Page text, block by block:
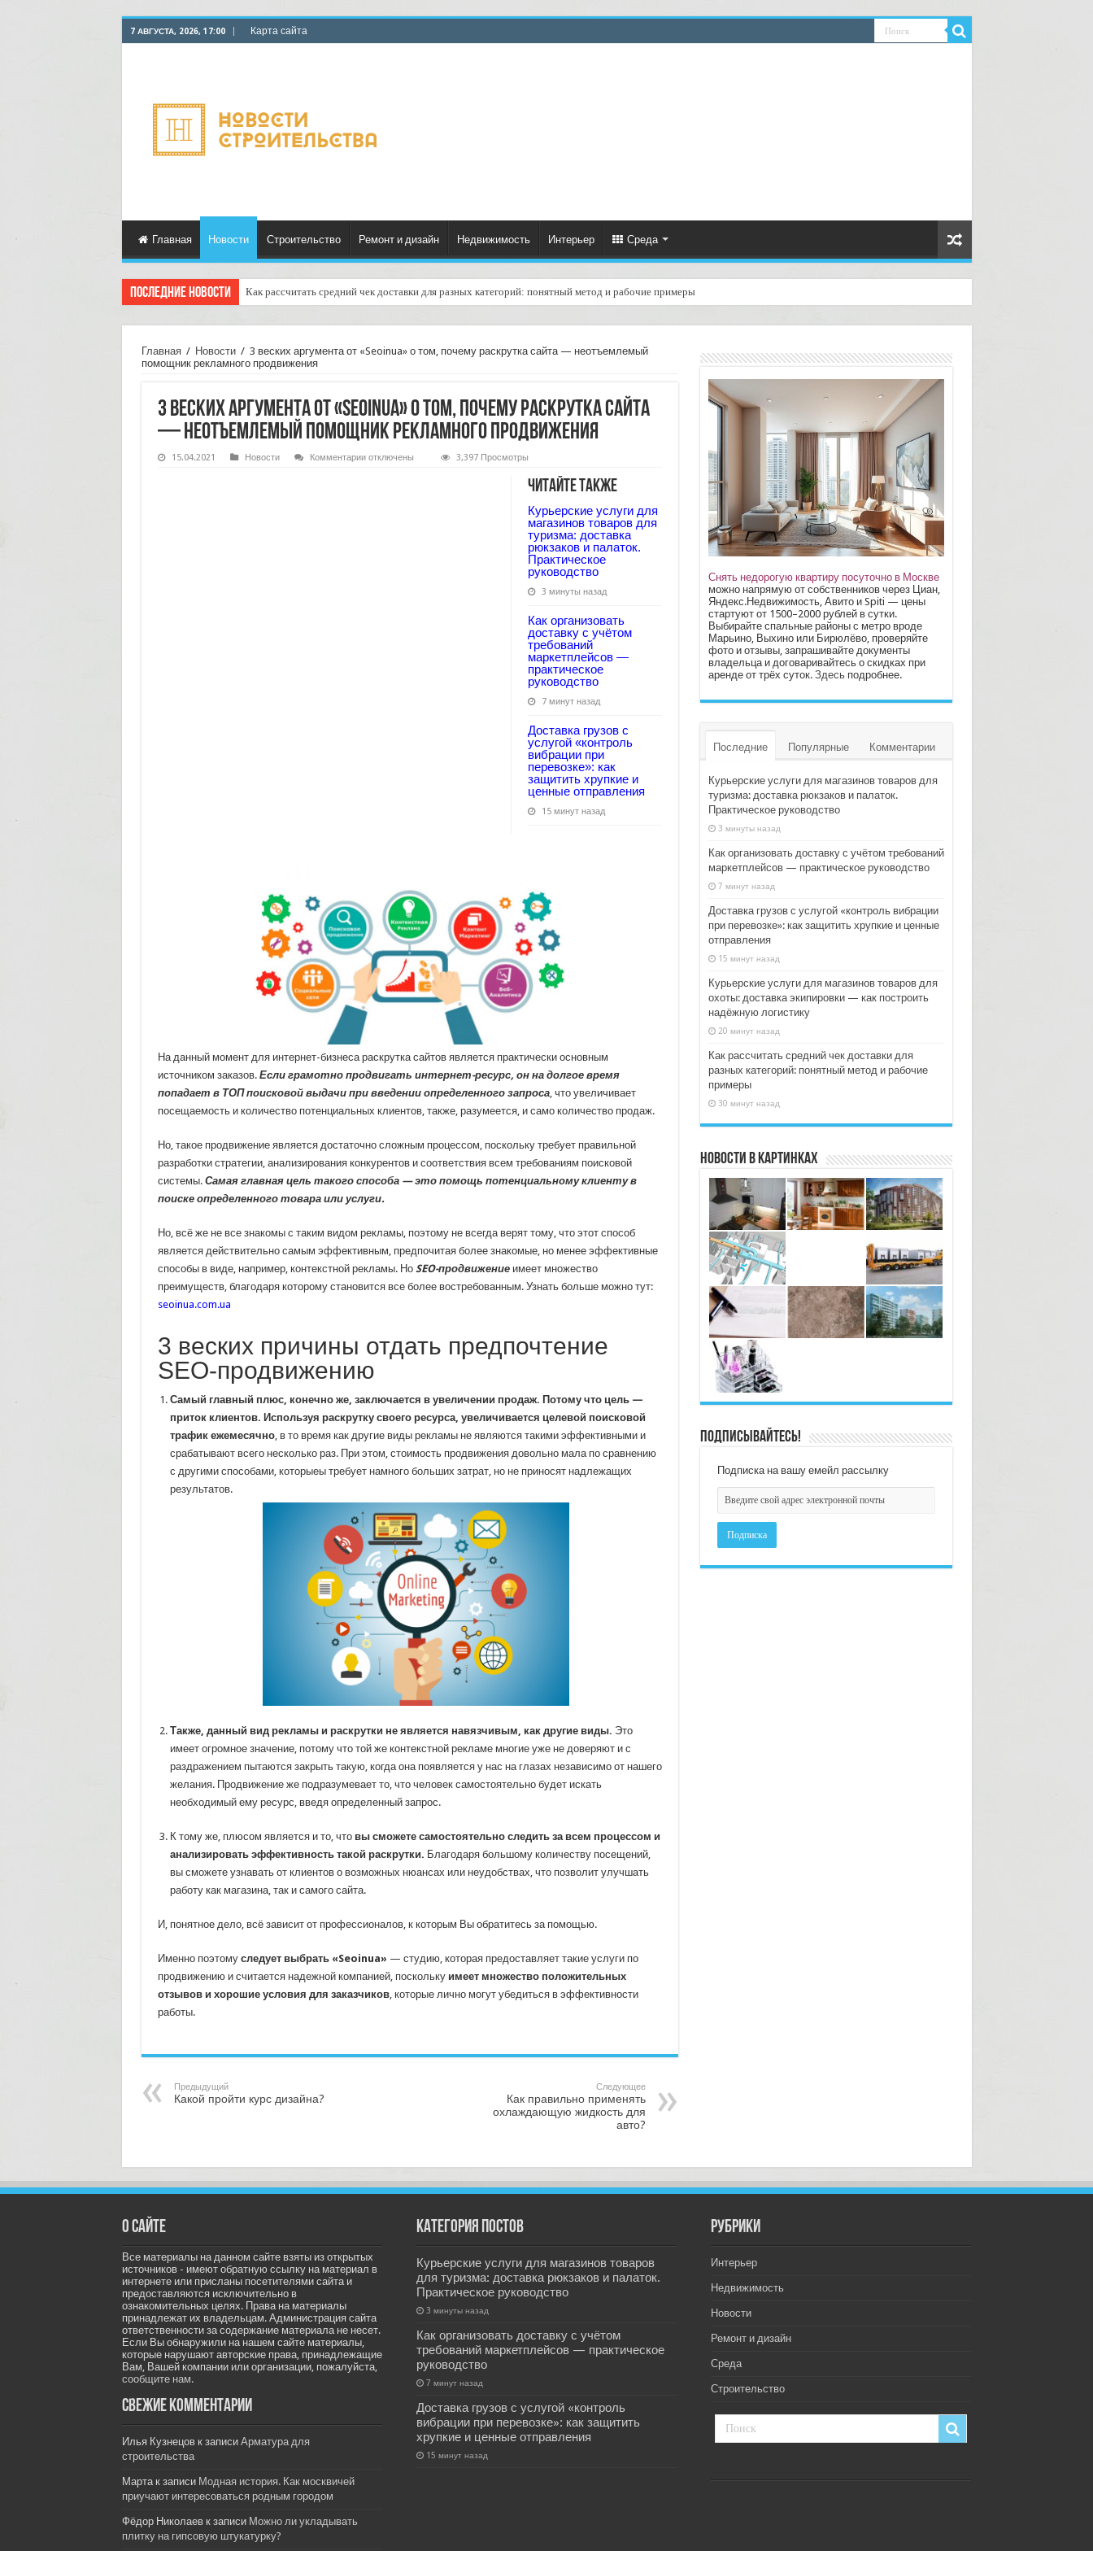
7 АВГУСТА, 2026, 17:00 Карта сайта
Главная Новости Строительство Ремонт и дизайн Недвижимость Интерьер Среда
Последние новости Как рассчитать средний чек доставки для разных категорий: понятный метод и рабочие примеры
Доставка отправлений с услугой «электронная подпись при получении»: удобно, безопасно и прозрачно
Главная / Новости / 3 веских аргумента от «Seoinua» о том, почему раскрутка сайта — неотъемлемый
помощник рекламного продвижения
3 веских аргумента от «Seoinua» о том, почему раскрутка сайта
— неотъемлемый помощник рекламного продвижения
15.04.2021 Новости Комментариикотключены 3,397 Просмотры
Читайте также
Курьерские услуги для
магазинов товаров для
туризма: доставка
рюкзаков и палаток.
Практическое
руководство
3 минуты назад
Как организовать
доставку с учётом
требований
маркетплейсов —
практическое
руководство
7 минут назад
Доставка грузов с
услугой «контроль
вибрации при
перевозке»: как
защитить хрупкие и
ценные отправления
15 минут назад
На данный момент для интернет-бизнеса раскрутка сайтов является практически основным
источником заказов. Если грамотно продвигать интернет-ресурс, он на долгое время
попадает в ТОП поисковой выдачи при введении определенного запроса, что увеличивает
посещаемость и количество потенциальных клиентов, также, разумеется, и само количество продаж.
Но, такое продвижение является достаточно сложным процессом, поскольку требует правильной
разработки стратегии, анализирования конкурентов и соответствия всем требованиям поисковой
системы. Самая главная цель такого способа — это помощь потенциальному клиенту в
поиске определенного товара или услуги.
Но, всё же не все знакомы с таким видом рекламы, поэтому не всегда верят тому, что этот способ
является действительно самым эффективным, предпочитая более знакомые, но менее эффективные
способы в виде, например, контекстной рекламы. Но SEO-продвижениеимеет множество
преимуществ, благодаря которому становится все более востребованным. Узнать больше можно тут:
seoinua.com.ua
3 веских причины отдать предпочтение
SEO-продвижению
Самый главный плюс, конечно же, заключается в увеличении продаж. Потому что цель —
приток клиентов. Используя раскрутку своего ресурса, увеличивается целевой поисковой
трафик ежемесячно, в то время как другие виды рекламы не являются такими эффективными и
срабатывают всего несколько раз. При этом, стоимость продвижения довольно мала по сравнению
с другими способами, которыеы требует намного больших затрат, но не приносят надлежащих
результатов.
Также, данный вид рекламы и раскрутки не является навязчивым, как другие виды. Это
имеет огромное значение, потому что той же контекстной рекламе многие уже не доверяют и с
раздражением пытаются закрыть такую, когда она появляется у нас на глазах независимо от нашего
желания. Продвижение же подразумевает то, что человек самостоятельно будет искать
необходимый ему ресурс, введя определенный запрос.
К тому же, плюсом является и то, что вы сможете самостоятельно следить за всем процессом и
анализировать эффективность такой раскрутки. Благодаря большому количеству посещений,
вы сможете узнавать от клиентов о возможных нюансах или неудобствах, что позволит улучшать
работу как магазина, так и самого сайта.
И, понятное дело, всё зависит от профессионалов, к которым Вы обратитесь за помощью.
Именно поэтому следует выбрать «Seoinua» — студию, которая предоставляет такие услуги по
продвижению и считается надежной компанией, поскольку имеет множество положительных
отзывов и хорошие условия для заказчиков, которые лично могут убедиться в эффективности
работы.
Предыдущий
Какой пройти курс дизайна?
Следующее
Как правильно применять
охлаждающую жидкость для
авто?
Снять недорогую квартиру посуточно в Москве
можно напрямую от собственников через Циан,
Яндекс.Недвижимость, Авито и Spiti — цены
стартуют от 1500–2000 рублей в сутки.
Выбирайте спальные районы с метро вроде
Марьино, Выхино или Бирюлёво, проверяйте
фото и отзывы, запрашивайте документы
владельца и договаривайтесь о скидках при
аренде от трёх суток. Здесьподробнее.
Последние Популярные Комментарии
Курьерские услуги для магазинов товаров для
туризма: доставка рюкзаков и палаток.
Практическое руководство
3 минуты назад
Как организовать доставку с учётом требований
маркетплейсов — практическое руководство
7 минут назад
Доставка грузов с услугой «контроль вибрации
при перевозке»: как защитить хрупкие и ценные
отправления
15 минут назад
Курьерские услуги для магазинов товаров для
охоты: доставка экипировки — как построить
надёжную логистику
20 минут назад
Как рассчитать средний чек доставки для
разных категорий: понятный метод и рабочие
примеры
30 минут назад
Новости в картинках
Подписывайтесь!
Подписка на вашу емейл рассылку
О сайте
Все материалы на данном сайте взяты из открытых
источников - имеют обратную ссылку на материал в
интернете или присланы посетителями сайта и
предоставляются исключительно в
ознакомительных целях. Права на материалы
принадлежат их владельцам. Администрация сайта
ответственности за содержание материала не несет.
Если Вы обнаружили на нашем сайте материалы,
которые нарушают авторские права, принадлежащие
Вам, Вашей компании или организации, пожалуйста,
сообщите нам.
Свежие комментарии
Илья Кузнецовк записи Арматура для
строительства
Мартак записи Модная история. Как москвичей
приучают интересоваться родным городом
Фёдор Николаевк записи Можно ли укладывать
плитку на гипсовую штукатурку?
Категория постов
Курьерские услуги для магазинов товаров
для туризма: доставка рюкзаков и палаток.
Практическое руководство
3 минуты назад
Как организовать доставку с учётом
требований маркетплейсов — практическое
руководство
7 минут назад
Доставка грузов с услугой «контроль
вибрации при перевозке»: как защитить
хрупкие и ценные отправления
15 минут назад
РУбрики
Интерьер
Недвижимость
Новости
Ремонт и дизайн
Среда
Строительство